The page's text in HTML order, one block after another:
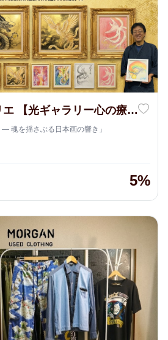
【光ギャラリー心の療
— 魂を揺さぶる日本画の響き」
5%